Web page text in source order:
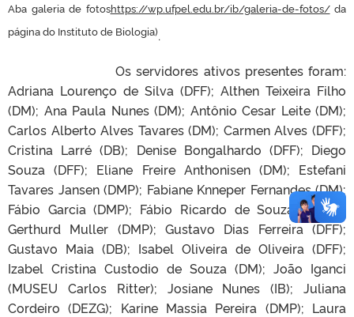
Aba galeria de fotoshttps://wp.ufpel.edu.br/ib/galeria-de-fotos/da
página do Instituto de Biologia).
Os servidores ativos presentes foram:
Adriana Lourenço de Silva (DFF); Althen Teixeira Filho
(DM); Ana Paula Nunes (DM); Antônio Cesar Leite (DM);
Carlos Alberto Alves Tavares (DM); Carmen Alves (DFF);
Cristina Larré (DB); Denise Bongalhardo (DFF); Diego
Souza (DFF); Eliane Freire Anthonisen (DM); Estefani
Tavares Jansen (DMP); Fabiane Knneper Fernandes (DM);
Fábio Garcia (DMP); Fábio Ricardo de Souza (DEZG);
Gerthurd Muller (DMP); Gustavo Dias Ferreira (DFF);
Gustavo Maia (DB); Isabel Oliveira de Oliveira (DFF);
Izabel Cristina Custodio de Souza (DM); João Iganci
(MUSEU Carlos Ritter); Josiane Nunes (IB); Juliana
Cordeiro (DEZG); Karine Massia Pereira (DMP); Laura